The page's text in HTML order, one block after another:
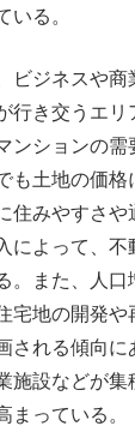
る。
ビジネスや商
行き交うエリ
ンションの需
も土地の価格
住みやすさや
によって、不
。また、人口
宅地の開発や
される傾向に
施設などが集
っている。